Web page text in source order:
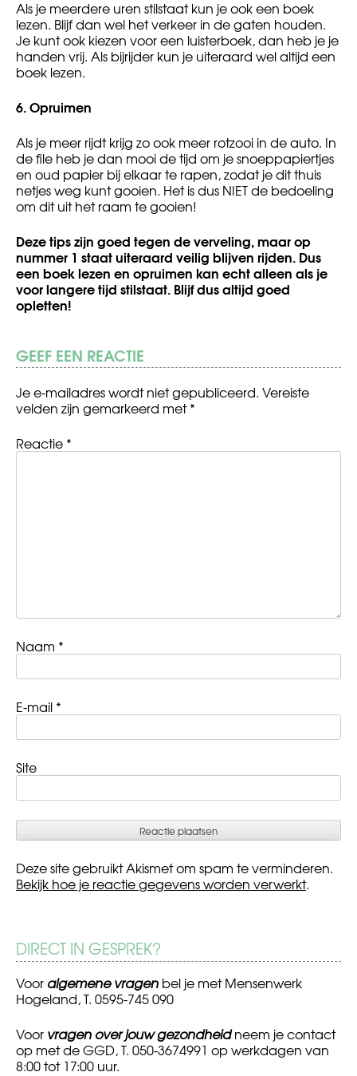
Als je meerdere uren stilstaat kun je ook een boek
lezen. Blijf dan wel het verkeer in de gaten houden.
Je kunt ook kiezen voor een luisterboek, dan heb je je
handen vrij. Als bijrijder kun je uiteraard wel altijd een
boek lezen.
6.Opruimen
Als je meer rijdt krijg zo ook meer rotzooi in de auto. In
de file heb je dan mooi de tijd om je snoeppapiertjes
en oud papier bij elkaar te rapen, zodat je dit thuis
netjes weg kunt gooien. Het is dus NIET de bedoeling
om dit uit het raam te gooien!
Deze tips zijn goed tegen de verveling, maar op
nummer 1 staat uiteraard veilig blijven rijden. Dus
een boek lezen en opruimen kan echt alleen als je
voor langere tijd stilstaat. Blijf dus altijd goed
opletten!
GEEF EEN REACTIE
Je e-mailadres wordt niet gepubliceerd. Vereiste
velden zijn gemarkeerd met*
Reactie *
Naam *
E-mail *
Site
Deze site gebruikt Akismet om spam te verminderen.
Bekijk hoe je reactie gegevens worden verwerkt.
DIRECT IN GESPREK?
Voor algemene vragen bel je met Mensenwerk
Hogeland, T. 0595-745 090
Voor vragen over jouw gezondheidneem je contact
op met de GGD, T. 050-3674991 op werkdagen van
8:00 tot 17:00 uur.